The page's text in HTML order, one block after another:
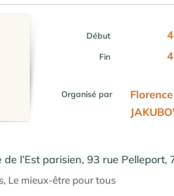
Début
Fin
Organisé par
Florence
de l’Est parisien, 93 rue Pelleport,
Le mieux-être pour tous